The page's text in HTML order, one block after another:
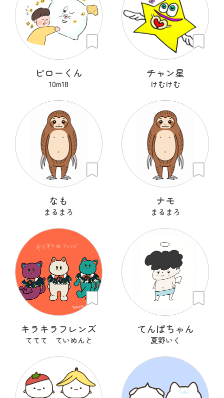
ピローくん
10m18
チャン星
けむけむ
なも
まるまろ
ナモ
まるまろ
キラキラフレンズ
ててて ていめんと
てんぱちゃん
夏野いく